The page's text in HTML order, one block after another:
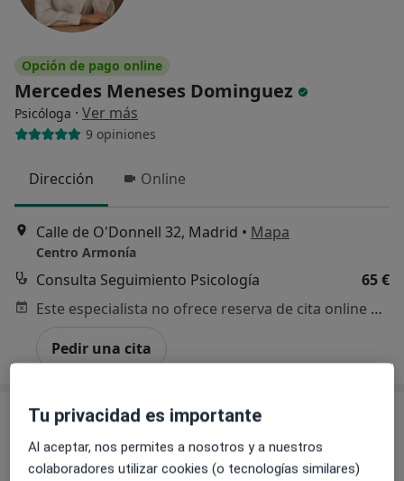
Opción de pago online
Mercedes Meneses Dominguez
Psicóloga · Ver más
9 opiniones
Dirección Online
Calle de O'Donnell 32, Madrid • Mapa
Centro Armonía
Consulta Seguimiento Psicología
65 €
Este especialista no ofrece reserva de cita online en esta dirección.
Pedir una cita
Tu privacidad es importante
Al aceptar, nos permites a nosotros y a nuestros
colaboradores utilizar cookies (o tecnologías similares)